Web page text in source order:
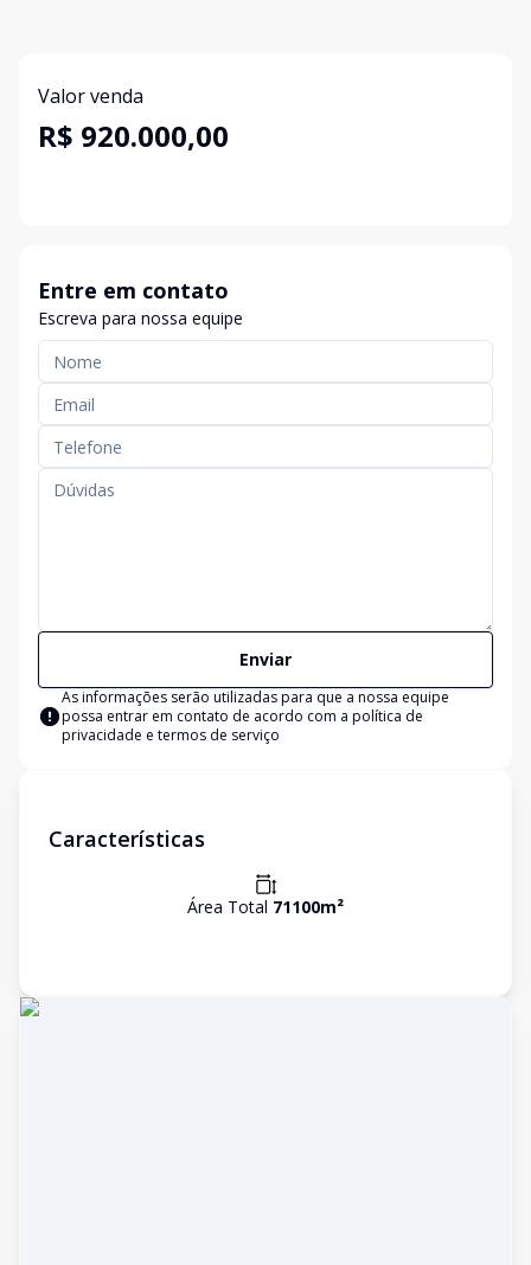
Valor venda
R$ 920.000,00
Entre em contato
Escreva para nossa equipe
Enviar
As informações serão utilizadas para que a nossa equipe
possa entrar em contato de acordo com a política de
privacidade e termos de serviço
Características
Área Total 71100m²